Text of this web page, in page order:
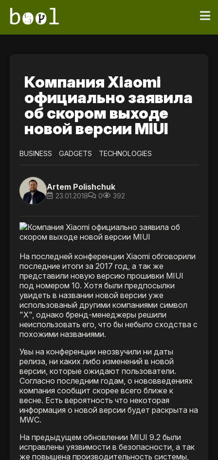
Компания Xiaomi
официально заявила
об скором выходе
новой версии MIUI
BUSINESS GADGETS TECHNOLOGIES
Artem Polishchuk
23.01.2018 0 392
На последней конференции Xiaomi обговорили
последние итоги за 2017 год, а так же
представили новую версию прошивки MIUI
под номером 10. Хотя были предпосылки
увидеть в названии новой версии уже
использованый другими компаниями символ
"Х", однако бренд-менеджеры решили
неиспользовать его, что бы небыло сходства с
похожими названиями.
Увы на конференции неозвучили ни даты
релиза, ни каких либо изменений в новой
версии, которые ожидают пользователи.
Согласно последним годам, о нововведениях
компания сообщит скорее всего ближе к
весне. Есть вероятность что некоторая
информация о новой версии будет раскрыта на
MWC.
На предыдущем обновлении MIUI 9.2 были
исправлены уязвимости в безопасности, а так
же повышена производительность системы,